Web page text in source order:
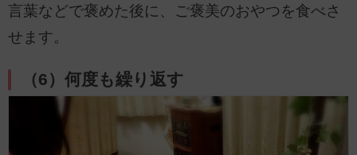
言葉などで褒めた後に、ご褒美のおやつを食べさ
せます。
（6）何度も繰り返す